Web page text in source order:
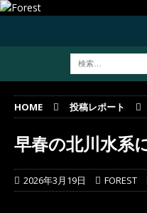
HOME 投稿レポート
早春の北川水系
2026年3月19日 FOREST